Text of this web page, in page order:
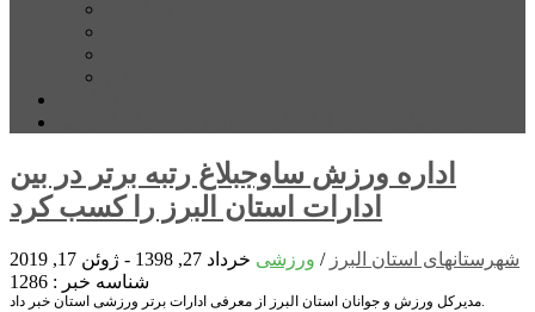
اداره ورزش ساوجبلاغ رتبه برتر در بین
ادارات استان البرز را کسب کرد
شهرستانهای استان البرز / ورزشی خرداد 27, 1398 - ژوئن 17, 2019
شناسه خبر : 1286
مدیرکل ورزش و جوانان استان البرز از معرفى ادارات برتر ورزشى استان خبر داد.